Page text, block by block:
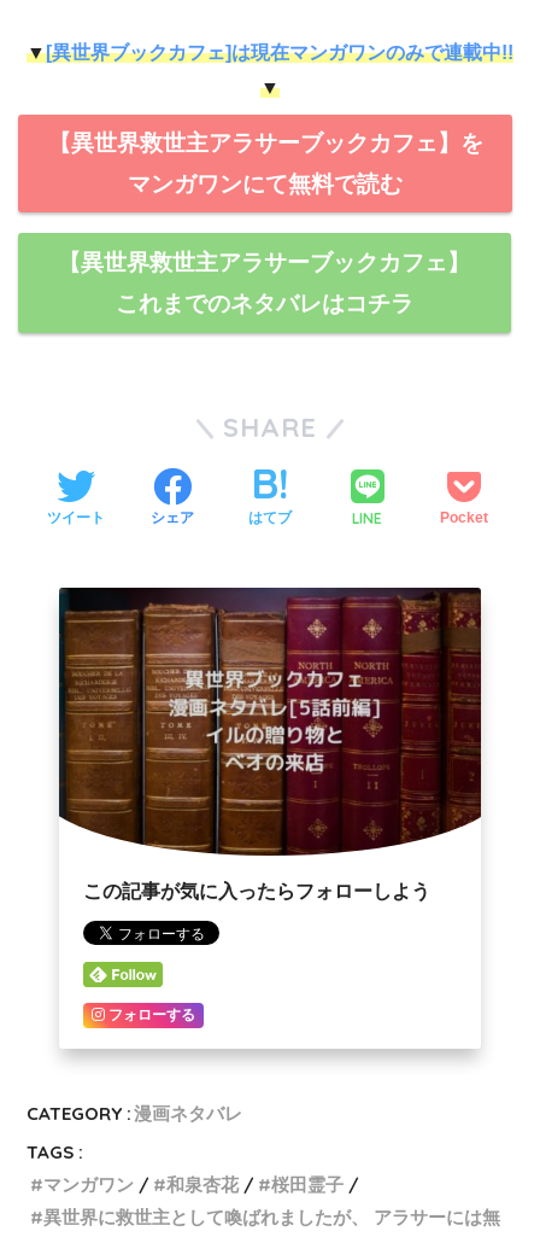
▼[異世界ブックカフェ]は現在マンガワンのみで連載中!!
▼
【異世界救世主アラサーブックカフェ】を
マンガワンにて無料で読む
【異世界救世主アラサーブックカフェ】
これまでのネタバレはコチラ
SHARE
ツイート シェア はてブ LINE Pocket
この記事が気に入ったらフォローしよう
フォローする
CATEGORY :漫画ネタバレ
TAGS :
マンガワン
和泉杏花
桜田霊子
異世界に救世主として喚ばれましたが、 アラサーには無